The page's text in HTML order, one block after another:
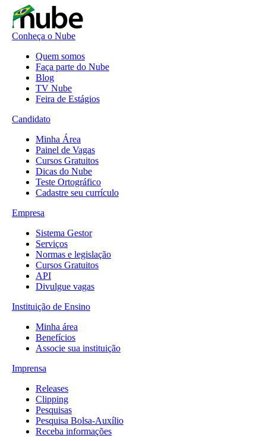
Conheça o Nube
Quem somos
Faça parte do Nube
Blog
TV Nube
Feira de Estágios
Candidato
Minha Área
Painel de Vagas
Cursos Gratuitos
Dicas do Nube
Teste Ortográfico
Cadastre seu currículo
Empresa
Sistema Gestor
Serviços
Normas e legislação
Cursos Gratuitos
API
Divulgue vagas
Instituição de Ensino
Minha área
Benefícios
Associe sua instituição
Imprensa
Releases
Clipping
Pesquisas
Pesquisa Bolsa-Auxílio
Receba informações